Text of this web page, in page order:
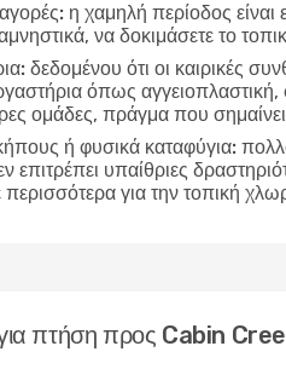
η χαμηλή περίοδος είναι
να δοκιμάσετε το
δεδομένου ότι οι καιρικές
όπως
ομάδες, πράγμα που
ή φυσικά καταφύγια:
επιτρέπει υπαίθριες
για την τοπική
για πτήση προς Cabin